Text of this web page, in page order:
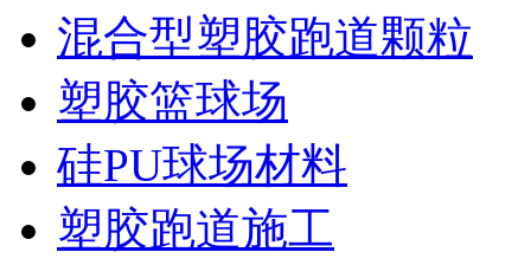
混合型塑胶跑道颗粒
塑胶篮球场
硅PU球场材料
塑胶跑道施工